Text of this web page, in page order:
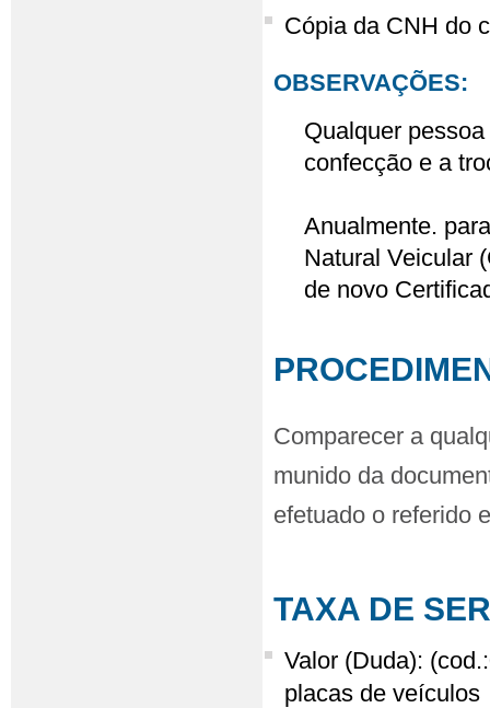
Cópia da CNH do
OBSERVAÇÕES:
Qualquer
confecção e a
Anualmente.
Natural Veicular
de novo
Comparecer a
munido da
efetuado o referido
TAXA DE
Valor (Duda): (cod.:
placas de